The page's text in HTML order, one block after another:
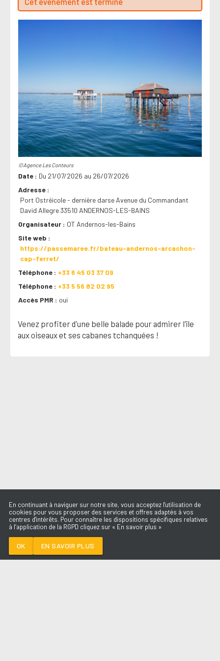
©Agence Les Conteurs
Date
Du 21/07/2026 au 26/07/2026
Adresse
Port Ostréicole - dernière darse Avenue du Commandant
David Allegre 33510 ANDERNOS-LES-BAINS
Organisateur
OT Andernos-les-Bains
Site web
https://passemaree.fr/bateau-andernos-arcachon-
cap-ferret/
Téléphone
+33 6 45 03 37 09
Téléphone
+33 5 56 82 02 95
Accès PMR
oui
Venez profiter d'une belle balade pour admirer l'île
aux oiseaux et ses cabanes tchanquées !
En continuant à naviguer sur notre site, vous acceptez l'utilisation de
cookies pour vous proposer des services et offres adaptés à vos
centres d'intérêts. Pour connaître les dispositions spécifiques relatives
à l’application de la RGPD cliquez sur « En savoir plus »
OK EN SAVOIR PLUS